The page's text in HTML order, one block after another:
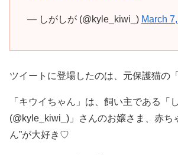
— しがしが (@kyle_kiwi_) March
ツイートに登場したのは、元保護猫の
「キウイちゃん」は、飼い主である「
(@kyle_kiwi_)」さんのお嬢さま、赤ち
ん”が大好き♡